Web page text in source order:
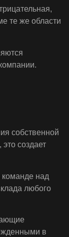
те же области
собственной
создает
команде над
любого
в